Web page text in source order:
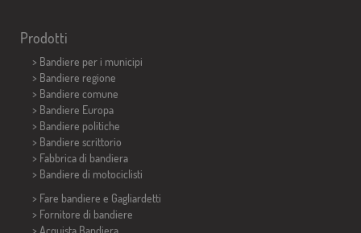
Prodotti
> Bandiere per i municipi
> Bandiere regione
> Bandiere comune
> Bandiere Europa
> Bandiere politiche
> Bandiere scrittorio
> Fabbrica di bandiera
> Bandiere di motociclisti
> Fare bandiere e Gagliardetti
> Fornitore di bandiere